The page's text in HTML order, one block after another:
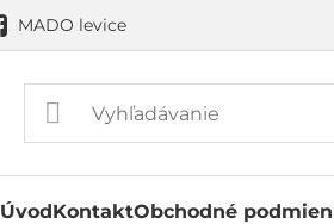
MADO levice
ÚvodKontaktObchodné